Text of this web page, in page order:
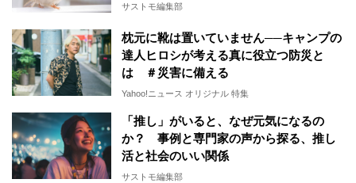
サストモ編集部
枕元に靴は置いていません──キャンプの
達人ヒロシが考える真に役立つ防災と
は ＃災害に備える
Yahoo!ニュース オリジナル 特集
「推し」がいると、なぜ元気になるの
か？ 事例と専門家の声から探る、推し
活と社会のいい関係
サストモ編集部